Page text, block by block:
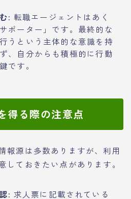
: 転職エージェントはあく
ポーター」です。最終的な
うという主体的な意識を持
、自分からも積極的に行動
です。
得る際の注意点
報源は多数ありますが、利用
しておきたい点があります。
: 求人票に記載されている